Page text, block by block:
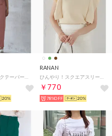
20%
RANAN
￥770
78%OFF 20%